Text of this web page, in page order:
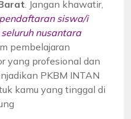
. Jangan khawatir,
siswa/i
nusantara
pembelajaran
yang profesional dan
PKBM INTAN
kamu yang tinggal di